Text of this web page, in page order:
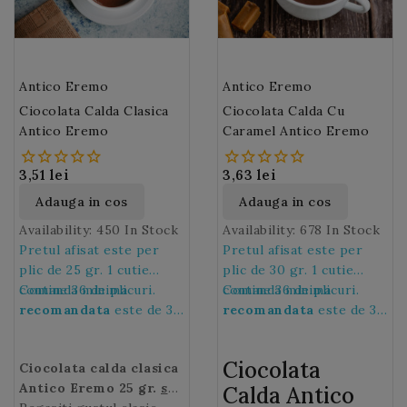
Antico Eremo
Ciocolata Calda Clasica
Antico Eremo
3,51 lei
Adauga in cos
Availability: 450 In Stock
Pretul afisat este per
plic de 25 gr. 1 cutie
contine 36 de plicuri.
Comanda minima
recomandata este de 36
Ciocolata calda clasica
Antico Eremo 25 gr. se
Antico Eremo
Ciocolata Calda Cu
Caramel Antico Eremo
3,63 lei
Adauga in cos
Availability: 678 In Stock
Pretul afisat este per
plic de 30 gr. 1 cutie
contine 36 de plicuri.
Comanda minima
recomandata este de 36
Ciocolata
Calda Antico